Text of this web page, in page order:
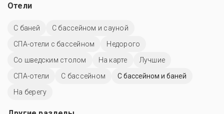
Отели
С баней
С бассейном и сауной
СПА-отели с бассейном
Недорого
Со шведским столом
На карте
Лучшие
СПА-отели
C бассейном
С бассейном и баней
На берегу